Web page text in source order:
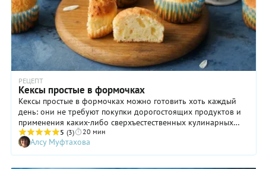
РЕЦЕПТ
Кексы простые в формочках
Кексы простые в формочках можно готовить хоть каждый
день: они не требуют покупки дорогостоящих продуктов и
применения каких-либо сверхъестественных кулинарных
знаний и умений. Зато нравится такая выпечка едва ли не
каждому! Простые кексы, приготовленные в маленьких
формочках, можно подать к чаю, кофе, какао. Правда, нам
5 (3) 20 мин
Алсу Муфтахова